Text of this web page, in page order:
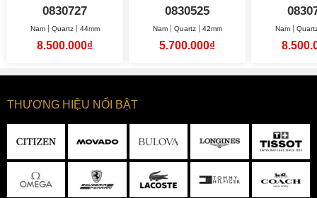
0830727
Nam Quartz 44mm
8.500.000₫
0830525
Nam Quartz 42mm
5.700.000₫
Nam
THƯƠNG HIỆU NỔI BẬT